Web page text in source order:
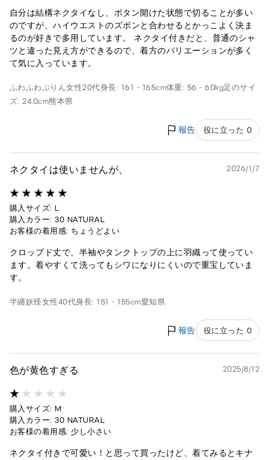
自分は結構ネクタイなし、ボタン開けた状態で切ることが多い
のですが、ハイウエストのズボンと合わせるとかっこよく決ま
るのが好きで多用しています。 ネクタイ付きだと、普通のシャ
ツと違った見え方ができるので、着方のバリエーションが多く
て気に入っています。
ふわふわぷりん女性20代身長: 161 - 165cm体重: 56 - 60kg足のサイ
ズ: 24.0cm熊本県
報告 役に立った 0
ネクタイは使いませんが、 2026/1/7
購入サイズ: L
購入カラー: 30 NATURAL
お客様の着用感: ちょうどよい
クロップド丈で、半袖やタンクトップの上に羽織って使ってい
ます。着やすくて洗ってもシワになりにくいので重宝していま
す。
半纏妖怪女性40代身長: 151 - 155cm愛知県
報告 役に立った 0
色が黄色すぎる 2025/8/12
購入サイズ: M
購入カラー: 30 NATURAL
お客様の着用感: 少し小さい
ネクタイ付きで可愛い！と思って買ったけど、着てみるとキナ